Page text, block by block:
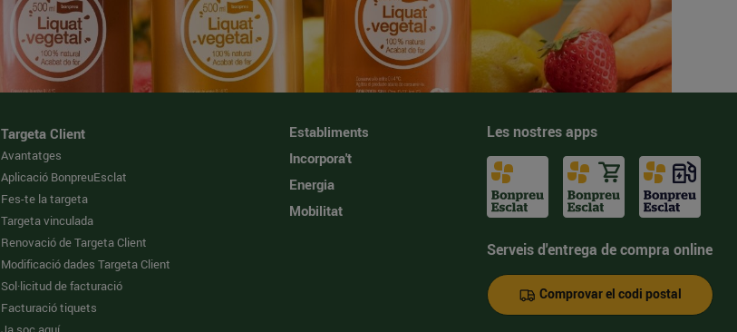
Targeta Client
Avantatges
Aplicació BonpreuEsclat
Fes-te la targeta
Targeta vinculada
Renovació de Targeta Client
Modificació dades Targeta Client
Sol·licitud de facturació
Facturació tiquets
Establiments
Incorpora't
Energia
Mobilitat
Les nostres apps
Serveis d'entrega de compra online
Comprovar el codi postal